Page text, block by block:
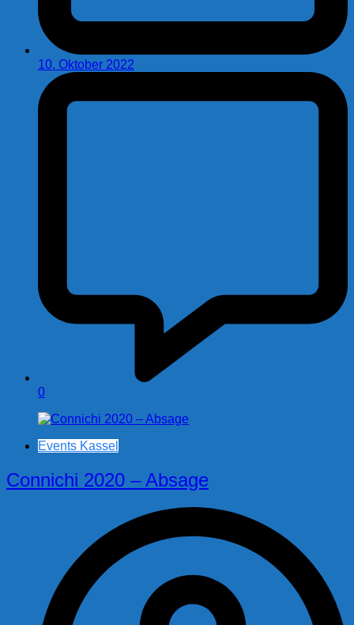
10. Oktober 2022
0
Events Kassel
Connichi 2020 – Absage